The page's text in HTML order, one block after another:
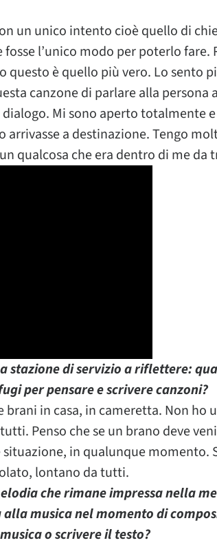
un unico intento cioè quello di
fosse l’unico modo per poterlo
questo è quello più vero. Lo sento
canzone di parlare alla persona
Mi sono aperto totalmente
arrivasse a destinazione. Tengo
qualcosa che era dentro di me da
stazione di servizio a riflettere:
per pensare e scrivere canzoni?
in casa, in cameretta. Non ho
Penso che se un brano deve
in qualunque momento.
lontano da tutti.
che rimane impressa nella
musica nel momento di
o scrivere il testo?